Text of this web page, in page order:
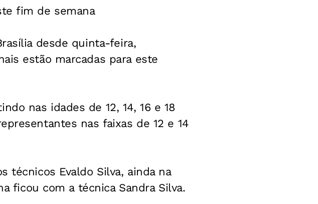
fim de semana
desde quinta-feira,
estão marcadas para este
nas idades de 12, 14, 16 e 18
nas faixas de 12 e 14
técnicos Evaldo Silva, ainda na
ficou com a técnica Sandra Silva.